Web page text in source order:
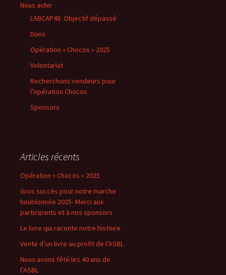
Nous aider
LABCAP48: Objectif dépassé
Dons
Opération « Chocos » 2025
Volontariat
Recherchons vendeurs pour
l’opération Chocos
Sponsors
Articles récents
Opération « Chocos » 2025
Gros succès pour notre marche
houblonnée 2025- Merci aux
participants et à nos sponsors
Le livre qui raconte notre histoire
Vente d’un livre au profit de l’ASBL
Nous avons fêté les 40 ans de
l’ASBL